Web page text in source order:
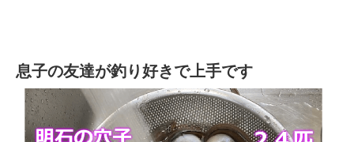
息子の友達が釣り好きで上手です